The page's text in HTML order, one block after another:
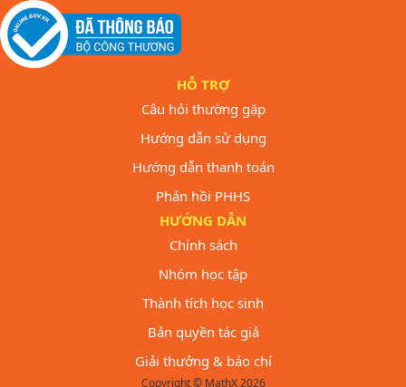
HỖ TRỢ
Câu hỏi thường gặp
Hướng dẫn sử dụng
Hướng dẫn thanh toán
Phản hồi PHHS
HƯỚNG DẪN
Chính sách
Nhóm học tập
Thành tích học sinh
Bản quyền tác giả
Giải thưởng & báo chí
Copyright © MathX 2026